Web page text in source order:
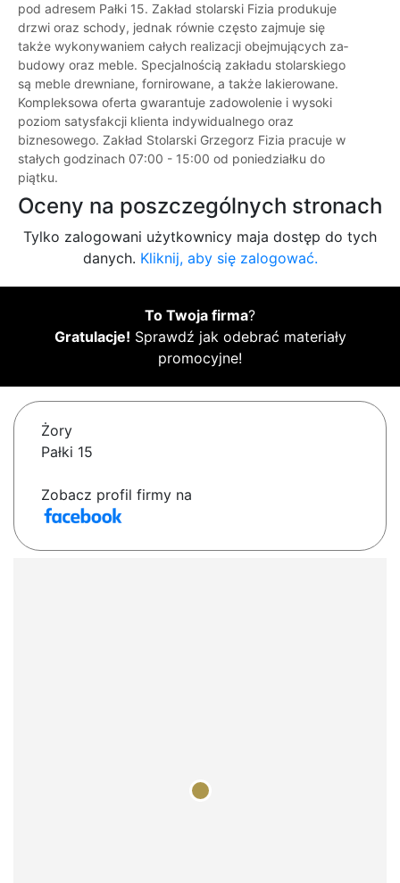
pod adresem Pałki 15. Zakład stolarski Fizia produkuje
drzwi oraz schody, jed­nak równie czę­sto zajmuje się
także wykonywaniem całych re­ali­za­cji obejmujących za­
bu­do­wy oraz me­ble. Specjalnością zakładu stolarskiego
są me­ble drew­nia­ne, for­ni­ro­wa­ne, a także la­kie­ro­wa­ne.
Kompleksowa oferta gwarantuje zadowolenie i wysoki
poziom satysfakcji klienta indywidualnego oraz
biznesowego. Zakład Stolarski Grzegorz Fizia pracuje w
stałych godzinach 07:00 - 15:00 od poniedziałku do
piątku.
Oceny na poszczególnych stronach
Tylko zalogowani użytkownicy maja dostęp do tych
danych. Kliknij, aby się zalogować.
To Twoja firma?
Gratulacje! Sprawdź jak odebrać materiały
promocyjne!
Żory
Pałki 15
Zobacz profil firmy na